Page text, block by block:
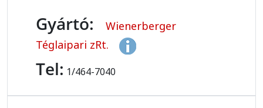
Gyártó:
Wienerberger
Téglaipari zRt.
Tel: 1/464-7040